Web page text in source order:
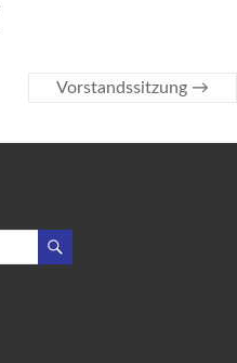
Vorstandssitzung →